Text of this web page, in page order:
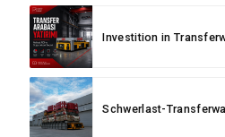
Investition in
Schwerlast-